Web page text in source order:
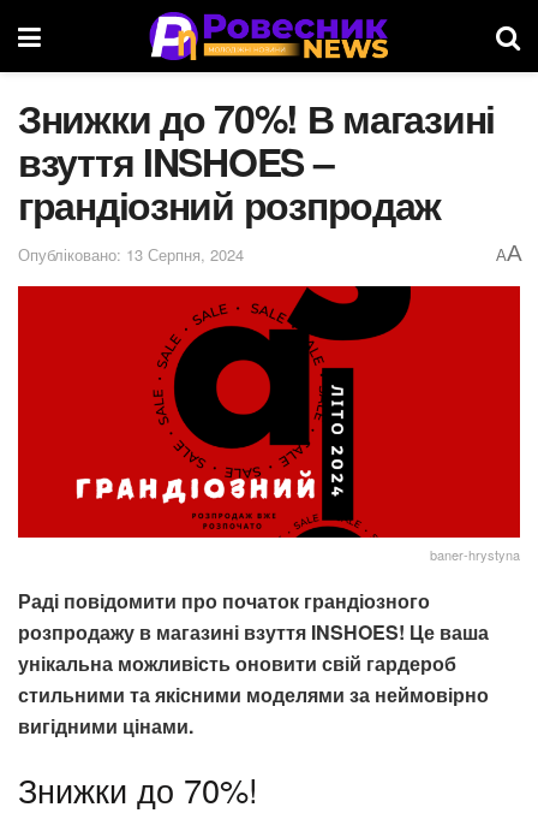
Знижки до 70%! В магазині
взуття INSHOES –
грандіозний розпродаж
Опубліковано: 13 Серпня, 2024 AA
baner-hrystyna
Раді повідомити про початок грандіозного
розпродажу в магазині взуття INSHOES! Це ваша
унікальна можливість оновити свій гардероб
стильними та якісними моделями за неймовірно
вигідними цінами.
Знижки до 70%!